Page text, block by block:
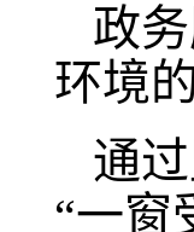
政
环境
通
“一窗